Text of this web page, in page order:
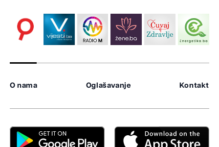
O nama Oglašavanje Kontakt